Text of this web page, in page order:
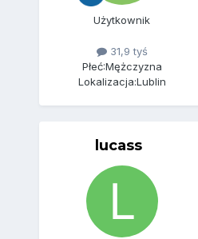
Użytkownik
31,9 tyś
Płeć:Mężczyzna
Lokalizacja:Lublin
lucass